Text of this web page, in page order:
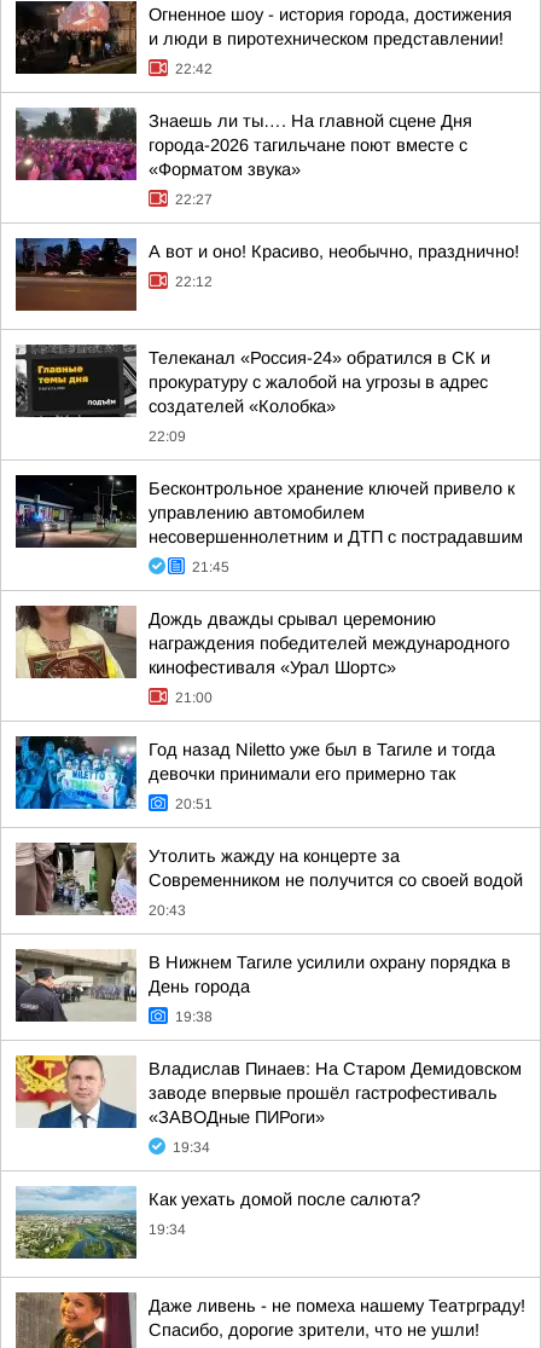
Огненное шоу - история города, достижения
и люди в пиротехническом представлении!
22:42
Знаешь ли ты…. На главной сцене Дня
города-2026 тагильчане поют вместе с
«Форматом звука»
22:27
А вот и оно! Красиво, необычно, празднично!
22:12
Телеканал «Россия-24» обратился в СК и
прокуратуру с жалобой на угрозы в адрес
создателей «Колобка»
22:09
Бесконтрольное хранение ключей привело к
управлению автомобилем
несовершеннолетним и ДТП с пострадавшим
21:45
Дождь дважды срывал церемонию
награждения победителей международного
кинофестиваля «Урал Шортс»
21:00
Год назад Niletto уже был в Тагиле и тогда
девочки принимали его примерно так
20:51
Утолить жажду на концерте за
Современником не получится со своей водой
20:43
В Нижнем Тагиле усилили охрану порядка в
День города
19:38
Владислав Пинаев: На Старом Демидовском
заводе впервые прошёл гастрофестиваль
«ЗАВОДные ПИРоги»
19:34
Как уехать домой после салюта?
19:34
Даже ливень - не помеха нашему Театрграду!
Спасибо, дорогие зрители, что не ушли!